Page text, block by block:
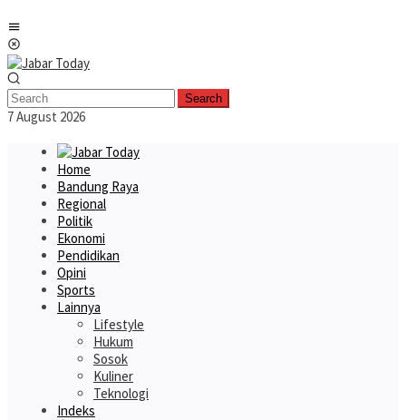
to
content
Search
7 August 2026
Home
Bandung Raya
Regional
Politik
Ekonomi
Pendidikan
Opini
Sports
Lainnya
Lifestyle
Hukum
Sosok
Kuliner
Teknologi
Indeks